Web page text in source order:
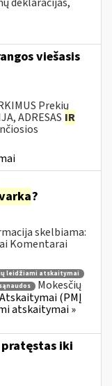
viešasis
Prekių
ADRESAS IR
?
skelbiama:
Komentarai
leidžiami atskaitymai
Mokesčių
(PMĮ
atskaitymai »
pratęstas iki